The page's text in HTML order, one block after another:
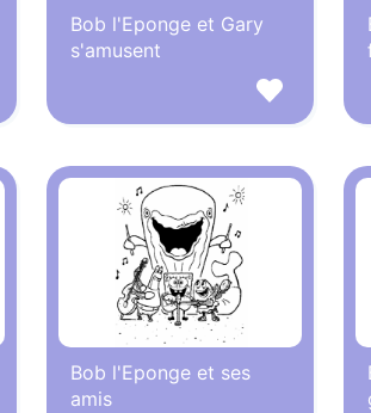
Bob l'Eponge et Gary
s'amusent
Bob l'Eponge et ses
amis